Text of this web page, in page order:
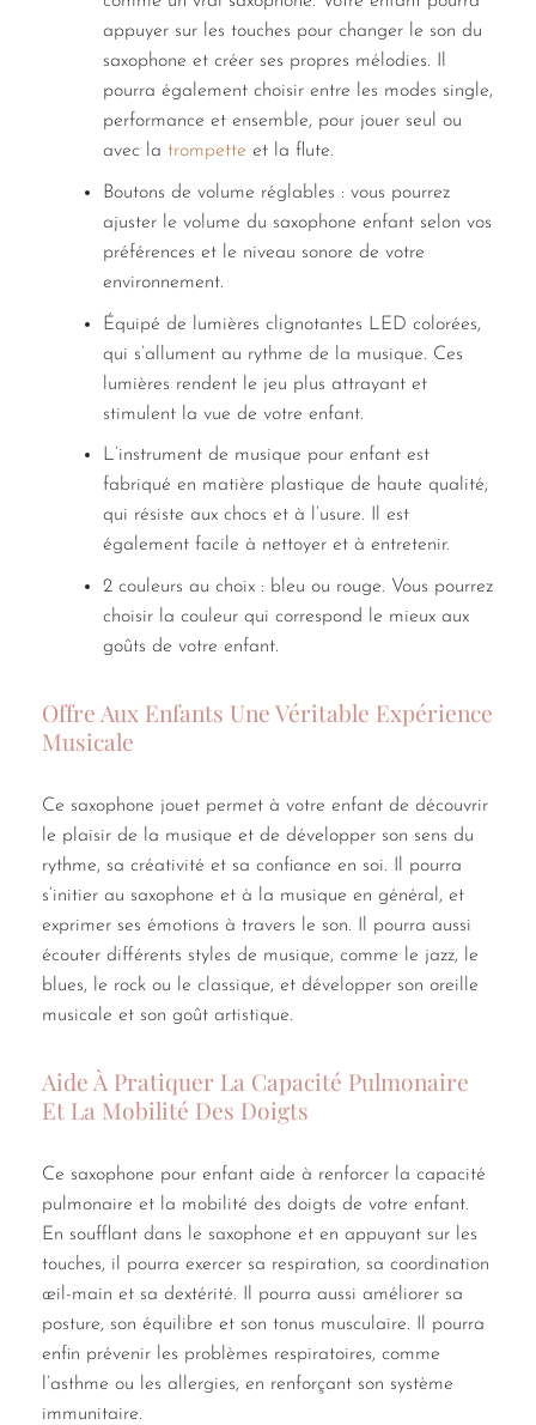
appuyer sur les touches pour changer le son du
saxophone et créer ses propres mélodies. Il
pourra également choisir entre les modes single,
performance et ensemble, pour jouer seul ou
avec la trompette et la flute.
Boutons de volume réglables : vous pourrez
ajuster le volume du saxophone enfant selon vos
préférences et le niveau sonore de votre
environnement.
Équipé de lumières clignotantes LED colorées,
qui s’allument au rythme de la musique. Ces
lumières rendent le jeu plus attrayant et
stimulent la vue de votre enfant.
L’instrument de musique pour enfant est
fabriqué en matière plastique de haute qualité,
qui résiste aux chocs et à l’usure. Il est
également facile à nettoyer et à entretenir.
2 couleurs au choix : bleu ou rouge. Vous pourrez
choisir la couleur qui correspond le mieux aux
goûts de votre enfant.
Offre Aux Enfants Une Véritable Expérience
Musicale
Ce saxophone jouet permet à votre enfant de découvrir
le plaisir de la musique et de développer son sens du
rythme, sa créativité et sa confiance en soi. Il pourra
s’initier au saxophone et à la musique en général, et
exprimer ses émotions à travers le son. Il pourra aussi
écouter différents styles de musique, comme le jazz, le
blues, le rock ou le classique, et développer son oreille
musicale et son goût artistique.
Aide À Pratiquer La Capacité Pulmonaire
Et La Mobilité Des Doigts
Ce saxophone pour enfant aide à renforcer la capacité
pulmonaire et la mobilité des doigts de votre enfant.
En soufflant dans le saxophone et en appuyant sur les
touches, il pourra exercer sa respiration, sa coordination
œil-main et sa dextérité. Il pourra aussi améliorer sa
posture, son équilibre et son tonus musculaire. Il pourra
enfin prévenir les problèmes respiratoires, comme
l’asthme ou les allergies, en renforçant son système
immunitaire.